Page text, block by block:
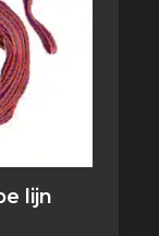
lijn